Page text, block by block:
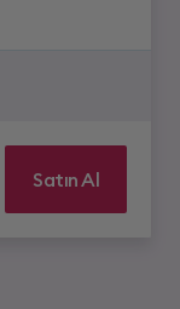
Satın Al